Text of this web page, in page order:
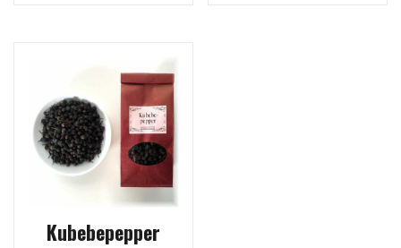
Kubebepepper